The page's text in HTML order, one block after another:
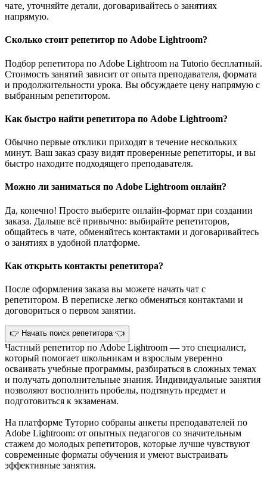
чате, уточняйте детали, договаривайтесь о занятиях
напрямую.
Сколько стоит репетитор по Adobe Lightroom?
Подбор репетитора по Adobe Lightroom на Tutorio бесплатный.
Стоимость занятий зависит от опыта преподавателя, формата
и продолжительности урока. Вы обсуждаете цену напрямую с
выбранным репетитором.
Как быстро найти репетитора по Adobe Lightroom?
Обычно первые отклики приходят в течение нескольких
минут. Ваш заказ сразу видят проверенные репетиторы, и вы
быстро находите подходящего преподавателя.
Можно ли заниматься по Adobe Lightroom онлайн?
Да, конечно! Просто выберите онлайн-формат при создании
заказа. Дальше всё привычно: выбирайте репетиторов,
общайтесь в чате, обменяйтесь контактами и договаривайтесь
о занятиях в удобной платформе.
Как открыть контакты репетитора?
После оформления заказа вы можете начать чат с
репетитором. В переписке легко обменяться контактами и
договориться о первом занятии.
👉 Начать поиск репетитора 👈
Частный репетитор по Adobe Lightroom — это специалист,
который помогает школьникам и взрослым уверенно
осваивать учебные программы, разбираться в сложных темах
и получать дополнительные знания. Индивидуальные занятия
позволяют восполнить пробелы, подтянуть предмет и
подготовиться к экзаменам.
На платформе Туторио собраны анкеты преподавателей по
Adobe Lightroom: от опытных педагогов со значительным
стажем до молодых репетиторов, которые лучше чувствуют
современные форматы обучения и умеют выстраивать
эффективные занятия.